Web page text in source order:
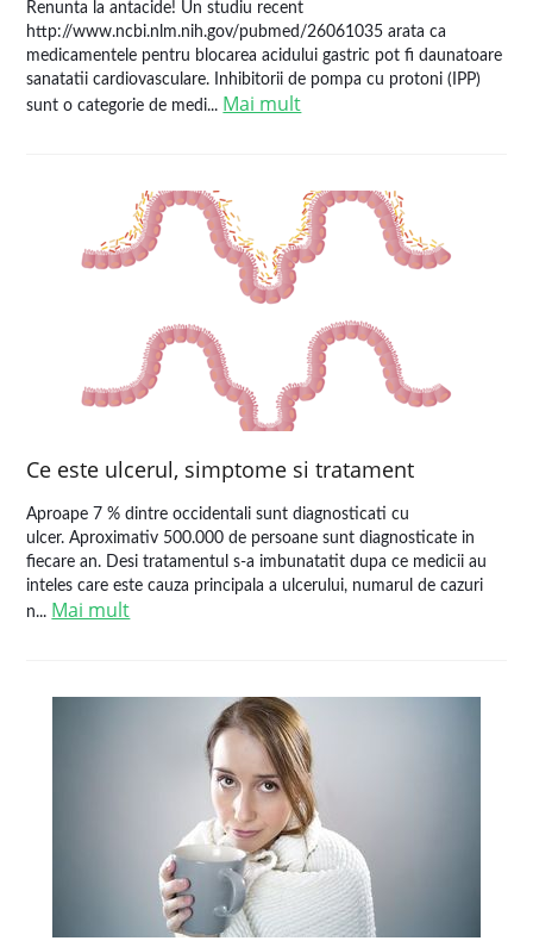
Renunta la antacide! Un studiu recent
http://www.ncbi.nlm.nih.gov/pubmed/26061035 arata ca
medicamentele pentru blocarea acidului gastric pot fi daunatoare
sanatatii cardiovasculare. Inhibitorii de pompa cu protoni (IPP)
sunt o categorie de medi... Mai mult
Ce este ulcerul, simptome si tratament
Aproape 7 % dintre occidentali sunt diagnosticati cu
ulcer. Aproximativ 500.000 de persoane sunt diagnosticate in
fiecare an. Desi tratamentul s-a imbunatatit dupa ce medicii au
inteles care este cauza principala a ulcerului, numarul de cazuri
n... Mai mult